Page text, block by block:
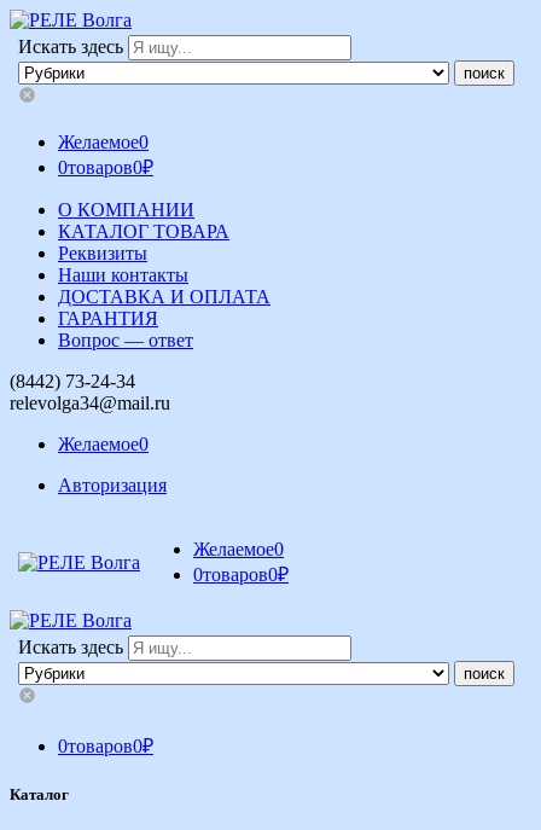
Искать здесь
Желаемое0
0товаров0₽
О КОМПАНИИ
КАТАЛОГ ТОВАРА
Реквизиты
Наши контакты
ДОСТАВКА И ОПЛАТА
ГАРАНТИЯ
Вопрос — ответ
(8442) 73-24-34
relevolga34@mail.ru
Желаемое0
Авторизация
Желаемое0
0товаров0₽
Искать здесь
0товаров0₽
Каталог